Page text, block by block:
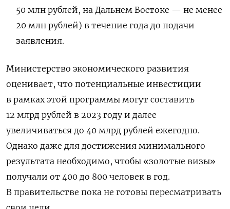
50 млн рублей, на Дальнем Востоке — не менее
20 млн рублей) в течение года до подачи
заявления.
Министерство экономического развития
оценивает, что потенциальные инвестиции
в рамках этой программы могут составить
12 млрд рублей в 2023 году и далее
увеличиваться до 40 млрд рублей ежегодно.
Однако даже для достижения минимального
результата необходимо, чтобы «золотые визы»
получали от 400 до 800 человек в год.
В правительстве пока не готовы пересматривать